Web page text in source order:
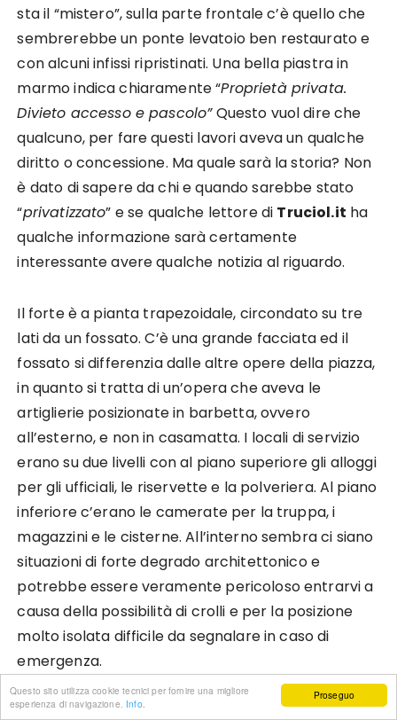
Proseguo
Questo sito utilizza cookie tecnici per fornire una migliore
esperienza di navigazione. Info.
sta il “mistero”, sulla parte frontale c’è quello che
sembrerebbe un ponte levatoio ben restaurato e
con alcuni infissi ripristinati. Una bella piastra in
marmo indica chiaramente “Proprietà privata.
Divieto accesso e pascolo”Questo vuol dire che
qualcuno, per fare questi lavori aveva un qualche
diritto o concessione. Ma quale sarà la storia? Non
è dato di sapere da chi e quando sarebbe stato
“privatizzato” e se qualche lettore di Truciol.it ha
qualche informazione sarà certamente
interessante avere qualche notizia al riguardo.
Il forte è a pianta trapezoidale, circondato su tre
lati da un fossato. C’è una grande facciata ed il
fossato si differenzia dalle altre opere della piazza,
in quanto si tratta di un’opera che aveva le
artiglierie posizionate in barbetta, ovvero
all’esterno, e non in casamatta. I locali di servizio
erano su due livelli con al piano superiore gli alloggi
per gli ufficiali, le riservette e la polveriera. Al piano
inferiore c’erano le camerate per la truppa, i
magazzini e le cisterne. All’interno sembra ci siano
situazioni di forte degrado architettonico e
potrebbe essere veramente pericoloso entrarvi a
causa della possibilità di crolli e per la posizione
molto isolata difficile da segnalare in caso di
emergenza.
FORTE